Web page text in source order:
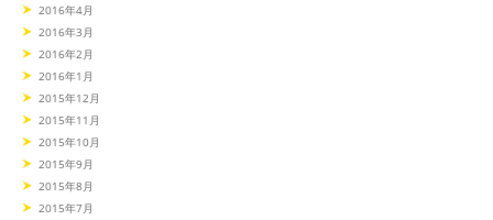
2016年4月
2016年3月
2016年2月
2016年1月
2015年12月
2015年11月
2015年10月
2015年9月
2015年8月
2015年7月